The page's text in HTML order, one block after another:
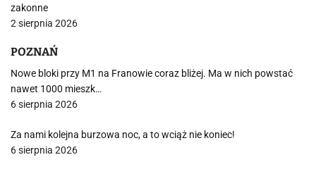
zakonne
2 sierpnia 2026
POZNAŃ
Nowe bloki przy M1 na Franowie coraz bliżej. Ma w nich powstać
nawet 1000 mieszk…
6 sierpnia 2026
Za nami kolejna burzowa noc, a to wciąż nie koniec!
6 sierpnia 2026